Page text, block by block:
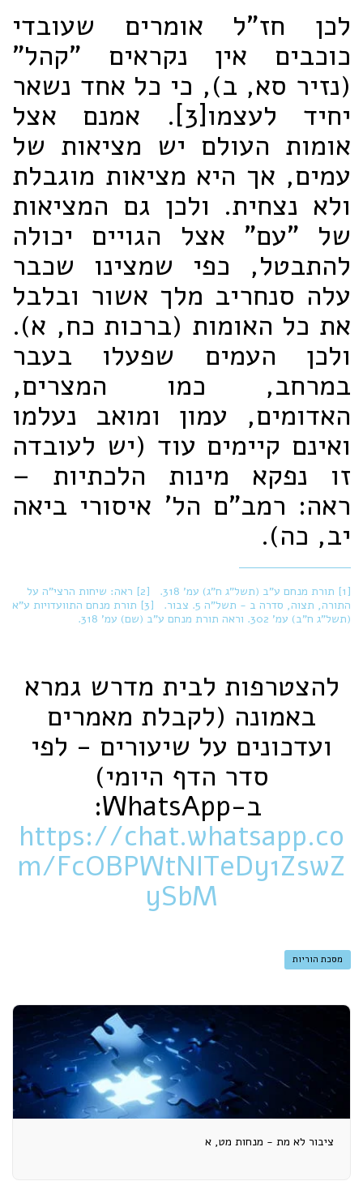
לכן חז"ל אומרים שעובדי
כוכבים אין נקראים "קהל"
(נזיר סא, ב), כי כל אחד נשאר
יחיד לעצמו
[3]. אמנם אצל
אומות העולם יש מציאות של
עמים, אך היא מציאות מוגבלת
ולא נצחית. ולכן גם המציאות
של "עם" אצל הגויים יכולה
להתבטל, כפי שמצינו שכבר
עלה סנחריב מלך אשור ובלבל
את כל האומות (ברכות כח, א).
ולכן העמים שפעלו בעבר
במרחב, כמו המצרים,
האדומים, עמון ומואב נעלמו
ואינם קיימים עוד (יש לעובדה
זו נפקא מינות הלכתיות –
ראה: רמב"ם הל' איסורי ביאה
יב, כה).
[1] תורת מנחם ע"ב (תשל"ג ח"ג) עמ' 318.
[2] ראה: שיחות הרצי"ה על
התורה, תצוה, סדרה ב - תשל"ה 5. צבור.
[3] תורת מנחם התוועדויות ע"א
(תשל"ג ח"ב) עמ' 302. וראה תורת מנחם ע"ב (שם) עמ' 318.
להצטרפות לבית מדרש גמרא
באמונה (לקבלת מאמרים
ועדכונים על שיעורים - לפי
סדר הדף היומי)
ב-‏WhatsApp‏:
https://chat.whatsapp.co
m/FcOBPWtNITeDy1ZswZ
ySbM
מסכת הוריות
ציבור לא מת - מנחות מט, א